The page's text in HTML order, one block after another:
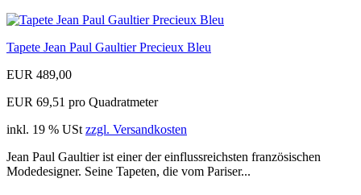
Tapete Jean Paul Gaultier Precieux Bleu
EUR 489,00
EUR 69,51 pro Quadratmeter
inkl. 19 % USt zzgl. Versandkosten
Jean Paul Gaultier ist einer der einflussreichsten französischen
Modedesigner. Seine Tapeten, die vom Pariser...